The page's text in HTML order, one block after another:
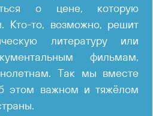
о цене, которую
Кто-то, возможно, решит
литературу или
фильмам,
Так мы вместе
этом важном и тяжёлом